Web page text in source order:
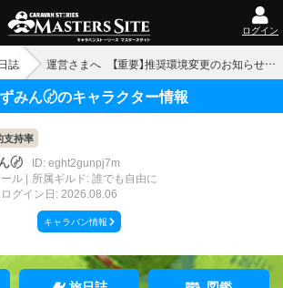
ログイン
誌 運営さまへ 【重要】推奨環境変更のお知らせ！？、記載内容を見直そうよ？
みん〄のキャラクター情報
支持率
〄
ID: eght2gunpj7m
ル
所属ギルド: 誰でも自由に
グイン日: 2026.08.06
キャラバン情報